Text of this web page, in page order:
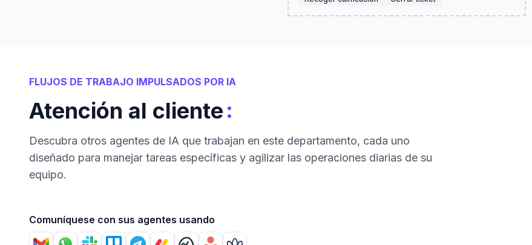
FLUJOS DE TRABAJO IMPULSADOS POR IA
Atención al cliente:
Descubra otros agentes de IA que trabajan en este departamento, cada uno
diseñado para manejar tareas específicas y agilizar las operaciones diarias de su
equipo.
Comuníquese con sus agentes usando